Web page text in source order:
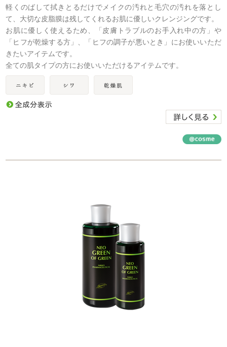
軽くのばして拭きとるだけでメイクの汚れと毛穴の汚れを落とし
て、大切な皮脂膜は残してくれるお肌に優しいクレンジングです。
お肌に優しく使えるため、「皮膚トラブルのお手入れ中の方」や
「ヒフが乾燥する方」、「ヒフの調子が悪いとき」にお使いいただ
きたいアイテムです。
全ての肌タイプの方にお使いいただけるアイテムです。